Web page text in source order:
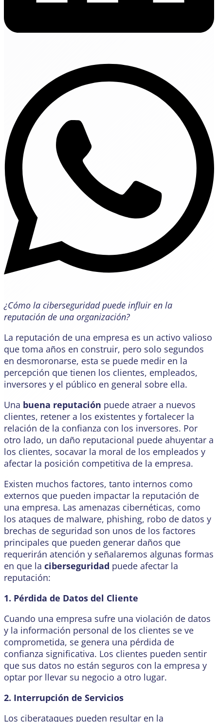
¿Cómo la ciberseguridad puede influir en la
reputación de una organización?
La reputación de una empresa es un activo valioso
que toma años en construir, pero solo segundos
en desmoronarse, esta se puede medir en la
percepción que tienen los clientes, empleados,
inversores y el público en general sobre ella.
Una buena reputación puede atraer a nuevos
clientes, retener a los existentes y fortalecer la
relación de la confianza con los inversores. Por
otro lado, un daño reputacional puede ahuyentar a
los clientes, socavar la moral de los empleados y
afectar la posición competitiva de la empresa.
Existen muchos factores, tanto internos como
externos que pueden impactar la reputación de
una empresa. Las amenazas cibernéticas, como
los ataques de malware, phishing, robo de datos y
brechas de seguridad son unos de los factores
principales que pueden generar daños que
requerirán atención y señalaremos algunas formas
en que la ciberseguridad puede afectar la
reputación:
1. Pérdida de Datos del Cliente
Cuando una empresa sufre una violación de datos
y la información personal de los clientes se ve
comprometida, se genera una pérdida de
confianza significativa. Los clientes pueden sentir
que sus datos no están seguros con la empresa y
optar por llevar su negocio a otro lugar.
2. Interrupción de Servicios
Los ciberataques pueden resultar en la